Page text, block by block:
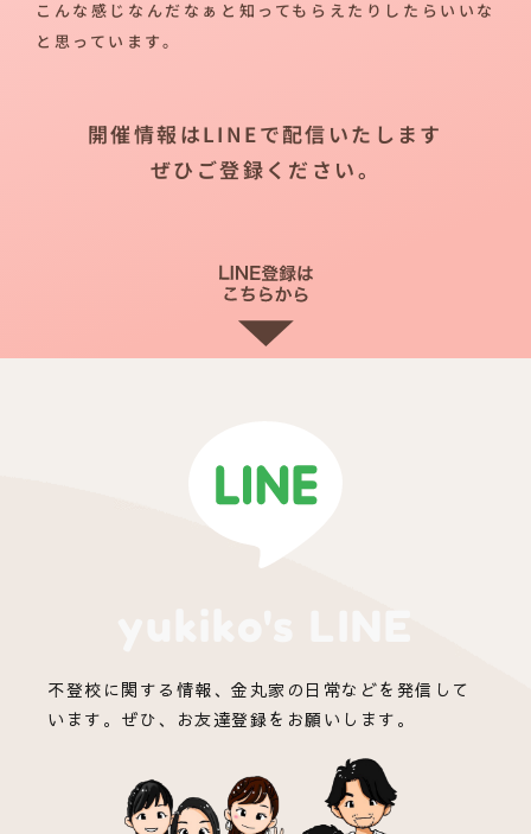
こんな感じなんだなぁと知ってもらえたりしたらいいな
と思っています。
開催情報はLINEで配信いたします
ぜひご登録ください。
不登校に関する情報、金丸家の日常などを発信して
います。ぜひ、お友達登録をお願いします。